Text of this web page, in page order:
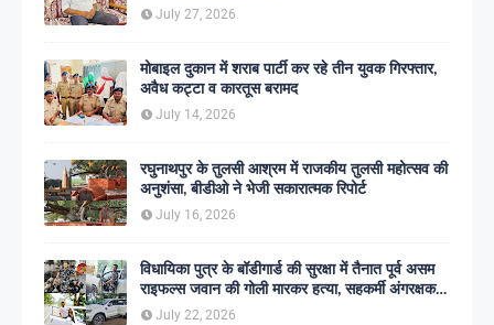
July 27, 2026
मोबाइल दुकान में शराब पार्टी कर रहे तीन युवक गिरफ्तार,
अवैध कट्टा व कारतूस बरामद
July 14, 2026
रघुनाथपुर के तुलसी आश्रम में राजकीय तुलसी महोत्सव की
अनुशंसा, बीडीओ ने भेजी सकारात्मक रिपोर्ट
July 16, 2026
विधायिका पुत्र के बॉडीगार्ड की सुरक्षा में तैनात पूर्व असम
राइफल्स जवान की गोली मारकर हत्या, सहकर्मी अंगरक्षक
गिरफ्तार
July 22, 2026